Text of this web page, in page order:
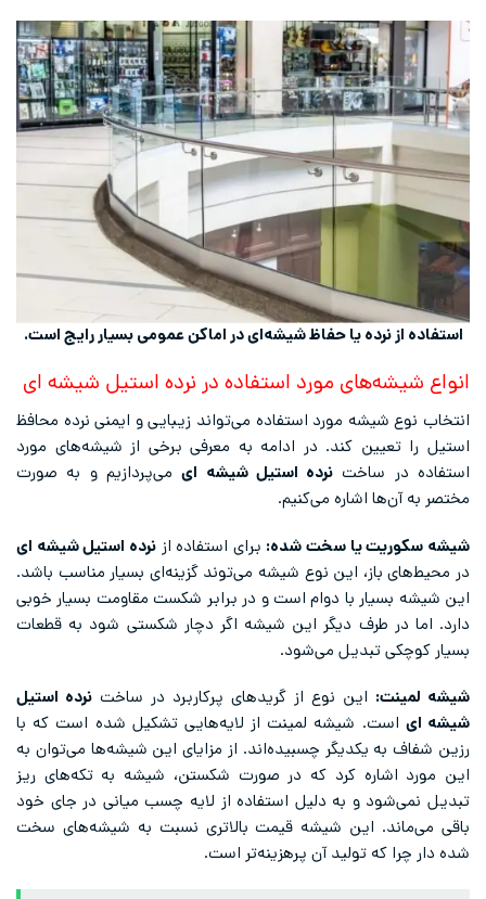
استفاده از نرده یا حفاظ شیشه‌ای در اماکن عمومی بسیار رایج است.
انواع شیشه‌های مورد استفاده در نرده استیل شیشه ای
انتخاب نوع شیشه مورد استفاده می‌تواند زیبایی و ایمنی نرده محافظ
استیل را تعیین کند. در ادامه به معرفی برخی از شیشه‌های مورد
استفاده در ساخت نرده استیل شیشه ایمی‌پردازیم و به صورت
مختصر به آن‌ها اشاره می‌کنیم.
شیشه سکوریت یا سخت شده: برای استفاده ازنرده استیل شیشه ای
در محیط‌های باز، این نوع شیشه می‌توند گزینه‌ای بسیار مناسب باشد.
این شیشه بسیار با دوام است و در برابر شکست مقاومت بسیار خوبی
دارد. اما در طرف دیگر این شیشه اگر دچار شکستی شود به قطعات
بسیار کوچکی تبدیل می‌شود.
شیشه لمینت: این نوع از گریدهای پرکاربرد در ساخت نرده استیل
شیشه ای است. شیشه لمینت از لایه‌هایی تشکیل شده است که با
رزین شفاف به یکدیگر چسبیده‌اند. از مزایای این شیشه‌ها می‌توان به
این مورد اشاره کرد که در صورت شکستن، شیشه به تکه‌های ریز
تبدیل نمی‌شود و به دلیل استفاده از لایه چسب میانی در جای خود
باقی می‌ماند. این شیشه قیمت بالاتری نسبت به شیشه‌های سخت
شده دار چرا که تولید آن پرهزینه‌تر است.